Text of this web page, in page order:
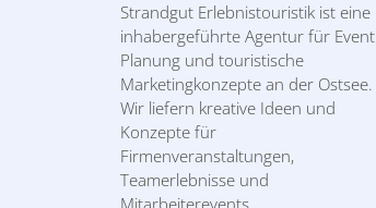
Strandgut Erlebnistouristik ist eine
inhabergeführte Agentur für Event
Planung und touristische
Marketingkonzepte an der Ostsee.
Wir liefern kreative Ideen und
Konzepte für
Firmenveranstaltungen,
Teamerlebnisse und
Mitarbeiterevents.